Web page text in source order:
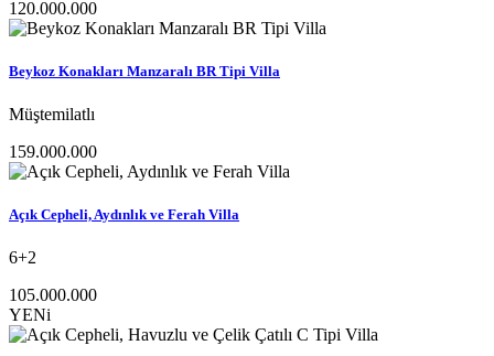
120.000.000
Beykoz Konakları Manzaralı BR Tipi Villa
Müştemilatlı
159.000.000
Açık Cepheli, Aydınlık ve Ferah Villa
6+2
105.000.000
YENi